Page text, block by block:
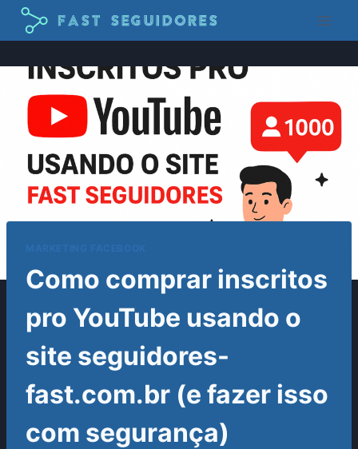
Pular
para
Conteúdo
Como comprar inscritos
pro YouTube usando o
site seguidores-
fast.com.br (e fazer isso
com segurança)